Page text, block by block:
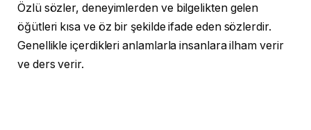
Özlü sözler, deneyimlerden ve bilgelikten gelen
öğütleri kısa ve öz bir şekilde ifade eden sözlerdir.
Genellikle içerdikleri anlamlarla insanlara ilham verir
ve ders verir.